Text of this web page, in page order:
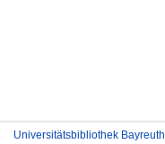
Universitätsbibliothek Bayreuth